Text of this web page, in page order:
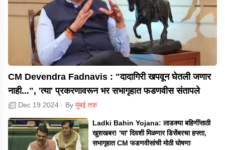
CM Devendra Fadnavis : "दादागिरी खपवून घेतली जणार
नाही...", 'त्या' प्रकरणावरून भर सभागृहात फडणवीस संतापले
Dec 19 2024 · By मुंबई तक
Ladki Bahin Yojana: लाडक्या बहिणींसाठी
खुशखबर! 'या' दिवशी मिळणार डिसेंबरचा हफ्ता,
सभागृहात CM फडणवीसांची मोठी घोषणा